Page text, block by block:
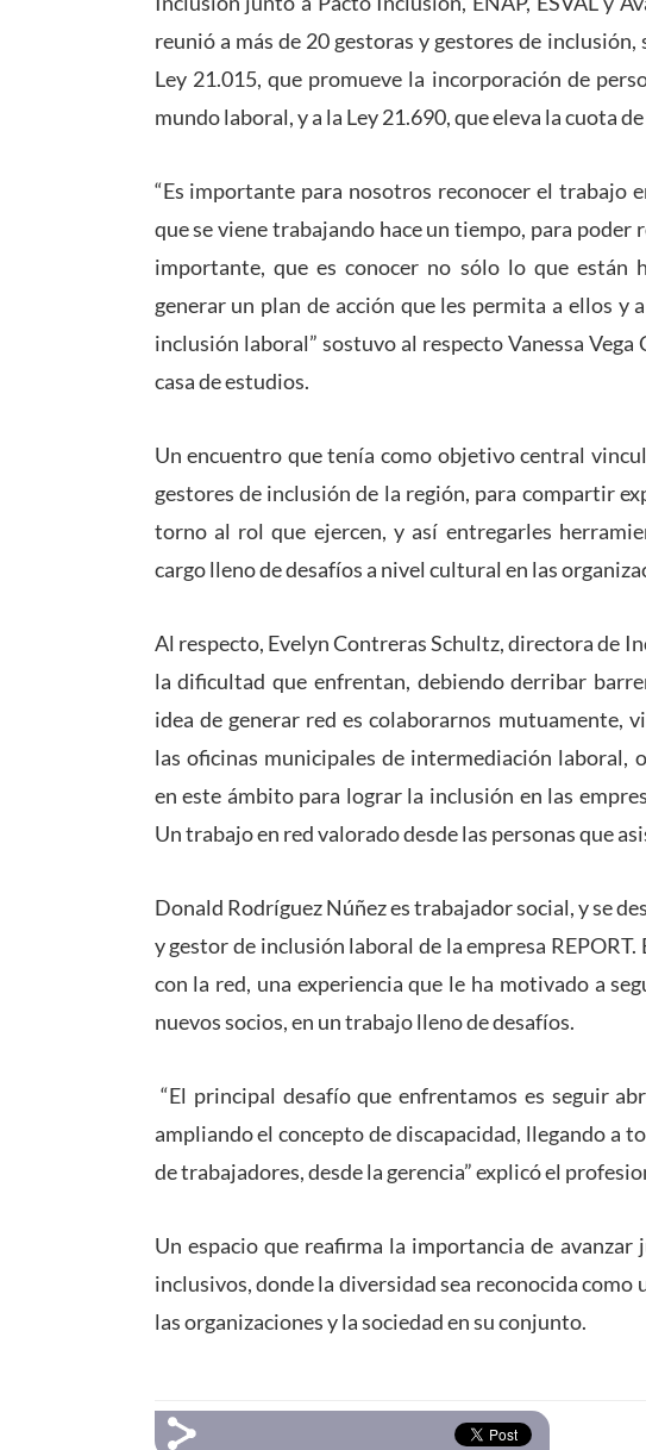
reunió a más de 20 gestoras y gestores de
Ley 21.015, que promueve la incorporación de
mundo laboral, y a la Ley 21.690, que eleva la cuota
“Es importante para nosotros reconocer el trabajo
que se viene trabajando hace un tiempo, para poder
importante, que es conocer no sólo lo que están
generar un plan de acción que les permita a ellos y
inclusión laboral” sostuvo al respecto Vanessa
casa de estudios.
Un encuentro que tenía como objetivo central
gestores de inclusión de la región, para compartir
torno al rol que ejercen, y así entregarles
cargo lleno de desafíos a nivel cultural en las
Al respecto, Evelyn Contreras Schultz, directora de
la dificultad que enfrentan, debiendo derribar
idea de generar red es colaborarnos mutuamente,
las oficinas municipales de intermediación laboral,
en este ámbito para lograr la inclusión en las
Un trabajo en red valorado desde las personas que
Donald Rodríguez Núñez es trabajador social, y se
y gestor de inclusión laboral de la empresa
con la red, una experiencia que le ha motivado a
nuevos socios, en un trabajo lleno de desafíos.
“El principal desafío que enfrentamos es seguir
ampliando el concepto de discapacidad, llegando a
de trabajadores, desde la gerencia” explicó el
Un espacio que reafirma la importancia de
inclusivos, donde la diversidad sea reconocida
las organizaciones y la sociedad en su conjunto.